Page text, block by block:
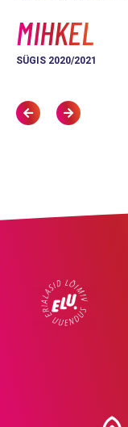
MIHKEL
SÜGIS 2020/2021